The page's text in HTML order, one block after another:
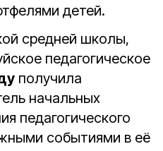
детей.
средней школы,
педагогическое
получила
начальных
педагогического
событиями в её